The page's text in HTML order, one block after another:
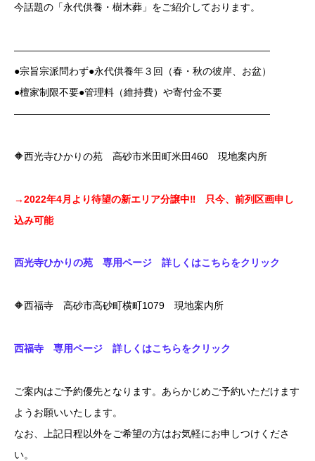
今話題の「永代供養・樹木葬」をご紹介しております。
——————————————————————————
●宗旨宗派問わず●永代供養年３回（春・秋の彼岸、お盆）
●檀家制限不要●管理料（維持費）や寄付金不要
——————————————————————————
🔶西光寺ひかりの苑 高砂市米田町米田460 現地案内所
→2022年4月より待望の新エリア分譲中‼ 只今、前列区画申し
込み可能
西光寺ひかりの苑 専用ページ 詳しくはこちらをクリック
🔶西福寺 高砂市高砂町横町1079 現地案内所
西福寺 専用ページ 詳しくはこちらをクリック
ご案内はご予約優先となります。あらかじめご予約いただけます
ようお願いいたします。
なお、上記日程以外をご希望の方はお気軽にお申しつけくださ
い。